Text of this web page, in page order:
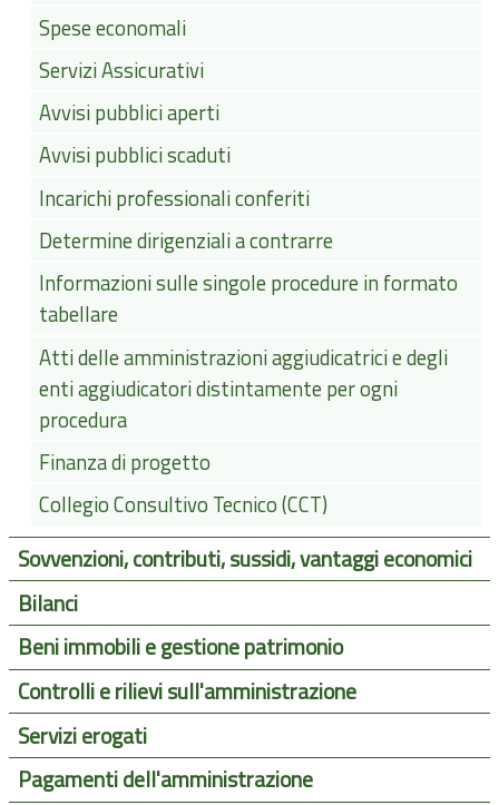
Spese economali
Servizi Assicurativi
Avvisi pubblici aperti
Avvisi pubblici scaduti
Incarichi professionali conferiti
Determine dirigenziali a contrarre
Informazioni sulle singole procedure in formato
tabellare
Atti delle amministrazioni aggiudicatrici e degli
enti aggiudicatori distintamente per ogni
procedura
Finanza di progetto
Collegio Consultivo Tecnico (CCT)
Sovvenzioni, contributi, sussidi, vantaggi economici
Bilanci
Beni immobili e gestione patrimonio
Controlli e rilievi sull'amministrazione
Servizi erogati
Pagamenti dell'amministrazione